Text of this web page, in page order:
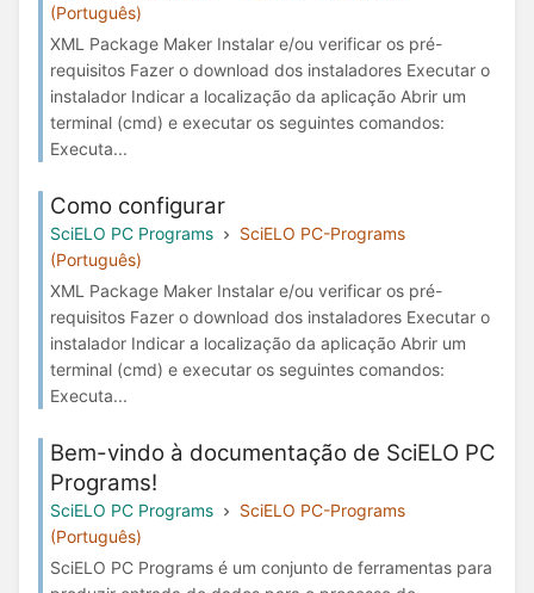
(Português)
XML Package Maker Instalar e/ou verificar os pré-
requisitos Fazer o download dos instaladores Executar o
instalador Indicar a localização da aplicação Abrir um
terminal (cmd) e executar os seguintes comandos:
Executa...
Como configurar
SciELO PC Programs
SciELO PC-Programs
(Português)
XML Package Maker Instalar e/ou verificar os pré-
requisitos Fazer o download dos instaladores Executar o
instalador Indicar a localização da aplicação Abrir um
terminal (cmd) e executar os seguintes comandos:
Executa...
Bem-vindo à documentação de SciELO PC
Programs!
SciELO PC Programs
SciELO PC-Programs
(Português)
SciELO PC Programs é um conjunto de ferramentas para